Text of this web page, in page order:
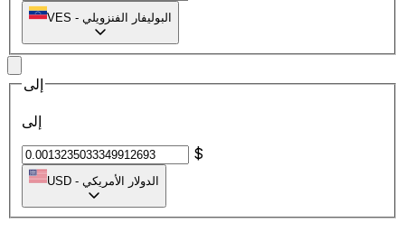
VES - البوليفار الفنزويلي
إلى
إلى
$
USD - الدولار الأمريكي